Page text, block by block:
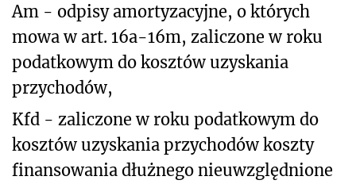
Am - odpisy amortyzacyjne, o których
mowa w art. 16a-16m, zaliczone w roku
podatkowym do kosztów uzyskania
przychodów,
Kfd - zaliczone w roku podatkowym do
kosztów uzyskania przychodów koszty
finansowania dłużnego nieuwzględnione